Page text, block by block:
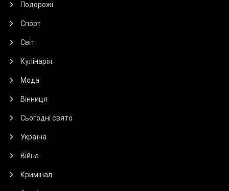
Подорожі
Спорт
Світ
Кулінарія
Мода
Вінниця
Сьогодні свято
Україна
Війна
Кримінал